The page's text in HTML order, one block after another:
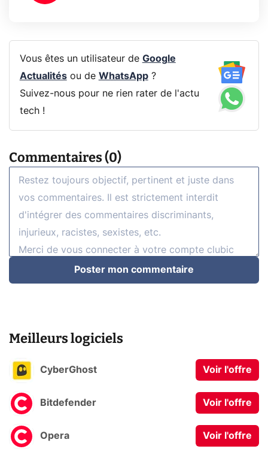
Vous êtes un utilisateur de Google
Actualitésou de WhatsApp?
Suivez-nous pour ne rien rater de l'actu
tech !
Commentaires (0)
Poster mon commentaire
Meilleurs logiciels
CyberGhost Voir l'offre
Bitdefender Voir l'offre
Opera Voir l'offre